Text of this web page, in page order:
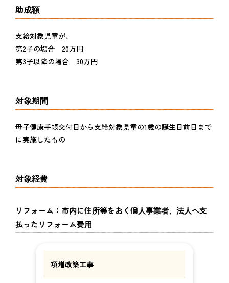
助成額
支給対象児童が、
第2子の場合 20万円
第3子以降の場合 30万円
対象期間
母子健康手帳交付日から支給対象児童の1歳の誕生日前日まで
に実施したもの
対象経費
リフォーム：市内に住所等をおく個人事業者、法人へ支
払ったリフォーム費用
項増改築工事